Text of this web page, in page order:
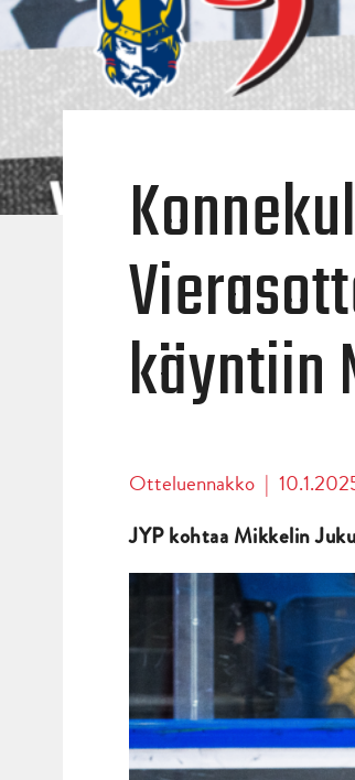
käyntiin
Otteluennakko |
JYP kohtaa Mikkelin